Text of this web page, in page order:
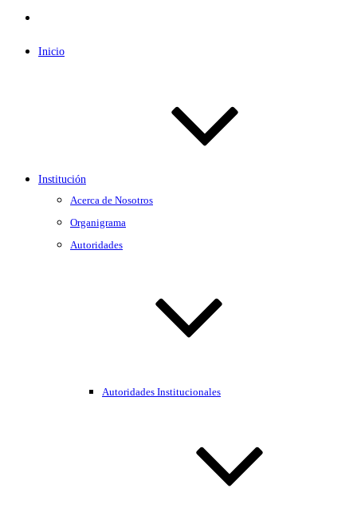
Inicio
Institución
Acerca de Nosotros
Organigrama
Autoridades
Autoridades Institucionales